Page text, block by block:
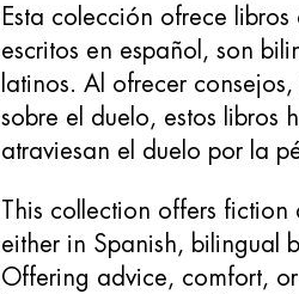
Esta colección ofrece
escritos en español, son
latinos. Al ofrecer
sobre el duelo, estos libros
atraviesan el duelo por la
This collection offers
either in Spanish, bilingual
Offering advice, comfort,